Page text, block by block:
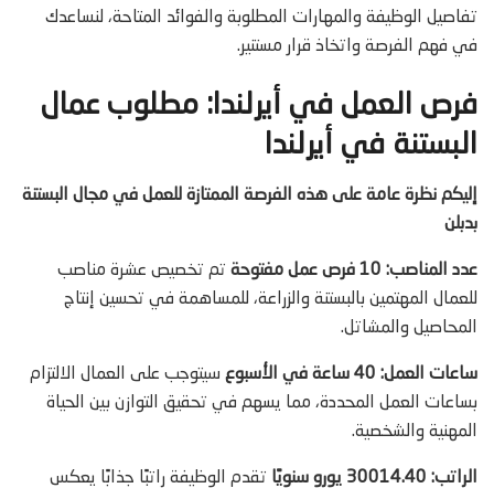
تفاصيل الوظيفة والمهارات المطلوبة والفوائد المتاحة، لنساعدك
في فهم الفرصة واتخاذ قرار مستنير.
فرص العمل في أيرلندا: مطلوب عمال
البستنة في أيرلندا
إليكم نظرة عامة على هذه الفرصة الممتازة للعمل في مجال البستنة
بدبلن
عدد المناصب: 10 فرص عمل مفتوحة
تم تخصيص عشرة مناصب
للعمال المهتمين بالبستنة والزراعة، للمساهمة في تحسين إنتاج
المحاصيل والمشاتل.
ساعات العمل: 40 ساعة في الأسبوع
سيتوجب على العمال الالتزام
بساعات العمل المحددة، مما يسهم في تحقيق التوازن بين الحياة
المهنية والشخصية.
الراتب: 30014.40 يورو سنويًا
تقدم الوظيفة راتبًا جذابًا يعكس